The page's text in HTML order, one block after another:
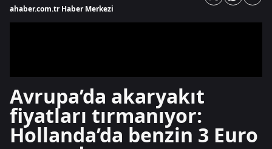
ahaber.com.tr Haber Merkezi
Avrupa’da akaryakıt
fiyatları tırmanıyor:
Hollanda’da benzin 3 Euro